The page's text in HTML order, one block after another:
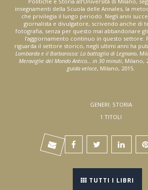
insegnamenti della Scuola delle Annales, la
che privilegia il lungo periodo. Negli anni
giornalista e divulgatore, scrivendo anche di
fotografia, senza per questo mai abbandonare
l’aggiornamento continuo in questo settore.
riguarda il settore storico, negli ultimi anni ha
Lombarda e il Barbarossa: La battaglia di Legnano,
Meraviglie del Mondo Antico… in 30 minuti, Milano,
guida veloce, Milano, 2015.
GENERI: STORIA
1 TITOLI
TUTTI I LIBRI